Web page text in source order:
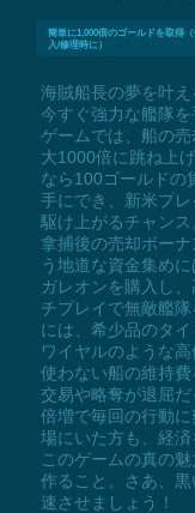
簡単に1,000倍のゴールドを取得
入/修理時に）
海賊船長の夢を叶
今すぐ強力な艦隊
ゲームでは、船の
大1000倍に跳ね上
なら100ゴールドの
手にでき、新米プ
駆け上がるチャン
拿捕後の売却ボー
う地道な資金集め
ガレオンを購入し
チプレイで無敵艦
には、希少品のタ
ワイヤルのような
使わない船の維持
交易や略奪が退屈
倍増で毎回の行動
場にいた方も、経済
このゲームの真の
作ること。さあ、
速させましょう！